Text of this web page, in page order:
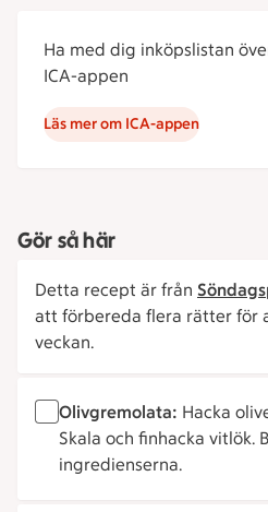
Ha med dig inköpslistan
ICA-appen
Läs mer om ICA-appen
Gör så här
Detta recept är från
att förbereda flera rätter för
veckan.
Olivgremolata: Hacka
Skala och finhacka vitlök.
ingredienserna.